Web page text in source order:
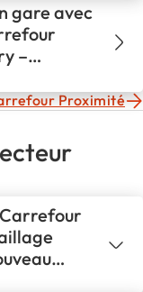
gare avec
–
Proximité
Carrefour